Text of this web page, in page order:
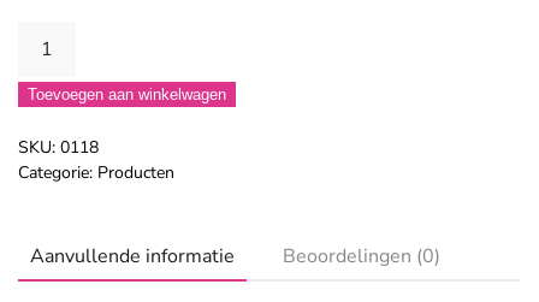
Bal
6
stuks
aantal
Toevoegen aan winkelwagen
SKU: 0118
Categorie: Producten
Aanvullende informatie Beoordelingen (0)